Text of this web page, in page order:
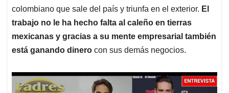
colombiano que sale del país y triunfa en el exterior. El
trabajo no le ha hecho falta al caleño en tierras
mexicanas y gracias a su mente empresarial también
está ganando dinero con sus demás negocios.